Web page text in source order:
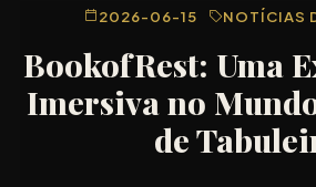
2026-06-15 NOTÍCIAS
BookofRest: Uma
Imersiva no
de